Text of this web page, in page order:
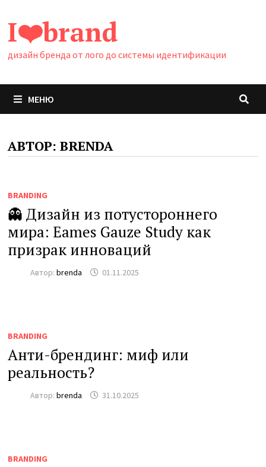
содержимому
I❤️brand
дизайн бренда от лого до системы идентификации
МЕНЮ
АВТОР:BRENDA
BRANDING
👻 Дизайн из потустороннего
мира: Eames Gauze Study как
призрак инноваций
Автор:brenda 01.11.2025
BRANDING
Анти-брендинг: миф или
реальность?
Автор:brenda 31.10.2025
BRANDING